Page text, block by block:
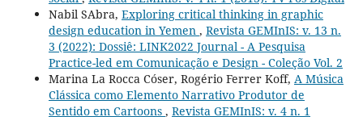
Nabil SAbra, Exploring critical thinking in graphic
design education in Yemen , Revista GEMInIS: v. 13 n.
3 (2022): Dossiê: LINK2022 Journal - A Pesquisa
Practice-led em Comunicação e Design - Coleção Vol. 2
Marina La Rocca Cóser, Rogério Ferrer Koff, A Música
Clássica como Elemento Narrativo Produtor de
Sentido em Cartoons , Revista GEMInIS: v. 4 n. 1